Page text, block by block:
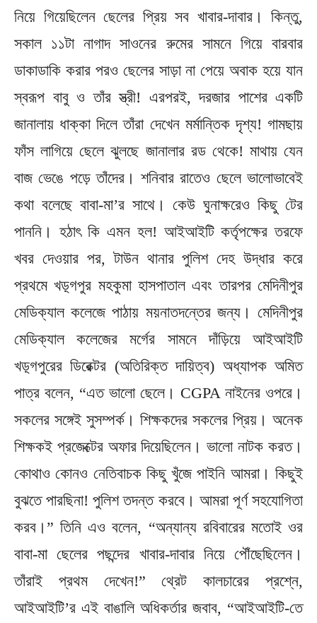
নিয়ে গিয়েছিলেন ছেলের প্রিয় সব খাবার-দাবার। কিন্তু,
সকাল ১১টা নাগাদ সাওনের রুমের সামনে গিয়ে বারবার
ডাকাডাকি করার পরও ছেলের সাড়া না পেয়ে অবাক হয়ে যান
স্বরূপ বাবু ও তাঁর স্ত্রী! এরপরই, দরজার পাশের একটি
জানালায় ধাক্কা দিলে তাঁরা দেখেন মর্মান্তিক দৃশ্য! গামছায়
ফাঁস লাগিয়ে ছেলে ঝুলছে জানালার রড থেকে! মাথায় যেন
বাজ ভেঙে পড়ে তাঁদের। শনিবার রাতেও ছেলে ভালোভাবেই
কথা বলেছে বাবা-মা’র সাথে। কেউ ঘুনাক্ষরেও কিছু টের
পাননি। হঠাৎ কি এমন হল! আইআইটি কর্তৃপক্ষের তরফে
খবর দেওয়ার পর, টাউন থানার পুলিশ দেহ উদ্ধার করে
প্রথমে খড়্গপুর মহকুমা হাসপাতাল এবং তারপর মেদিনীপুর
মেডিক্যাল কলেজে পাঠায় ময়নাতদন্তের জন্য। মেদিনীপুর
মেডিক্যাল কলেজের মর্গের সামনে দাঁড়িয়ে আইআইটি
খড়্গপুরের ডিরেক্টর (অতিরিক্ত দায়িত্ব) অধ্যাপক অমিত
পাত্র বলেন, “এত ভালো ছেলে। CGPA নাইনের ওপরে।
সকলের সঙ্গেই সুসম্পর্ক। শিক্ষকদের সকলের প্রিয়। অনেক
শিক্ষকই প্রজেক্টের অফার দিয়েছিলেন। ভালো নাটক করত।
কোথাও কোনও নেতিবাচক কিছু খুঁজে পাইনি আমরা। কিছুই
বুঝতে পারছিনা! পুলিশ তদন্ত করবে। আমরা পূর্ণ সহযোগিতা
করব।” তিনি এও বলেন, “অন্যান্য রবিবারের মতোই ওর
বাবা-মা ছেলের পছন্দের খাবার-দাবার নিয়ে পৌঁছেছিলেন।
তাঁরাই প্রথম দেখেন!” থ্রেট কালচারের প্রশ্নে,
আইআইটি’র এই বাঙালি অধিকর্তার জবাব, “আইআইটি-তে